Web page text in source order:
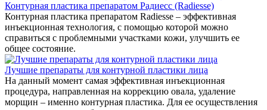
Контурная пластика препаратом Радиесс (Radiesse)
Контурная пластика препаратом Radiesse – эффективная
инъекционная технология, с помощью которой можно
справиться с проблемными участками кожи, улучшить ее
общее состояние.
Лучшие препараты для контурной пластики лица
На данный момент самая эффективная инъекционная
процедура, направленная на коррекцию овала, удаление
морщин – именно контурная пластика. Для ее осуществления